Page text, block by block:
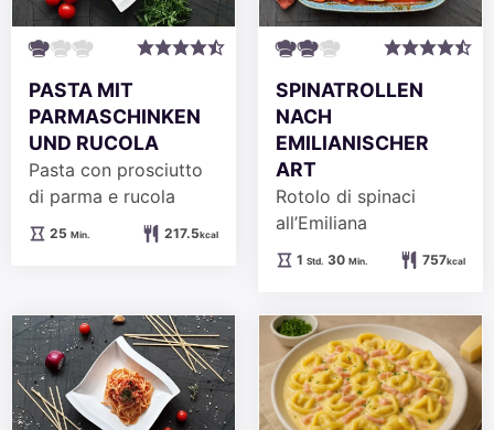
PASTA MIT
PARMASCHINKEN
UND RUCOLA
Pasta con prosciutto
di parma e rucola
25Minuten
Min. 217.5kcal
SPINATROLLEN
NACH
EMILIANISCHER
ART
Rotolo di spinaci
all’Emiliana
1Stunde
Std. 30Minuten
Min. 757kcal